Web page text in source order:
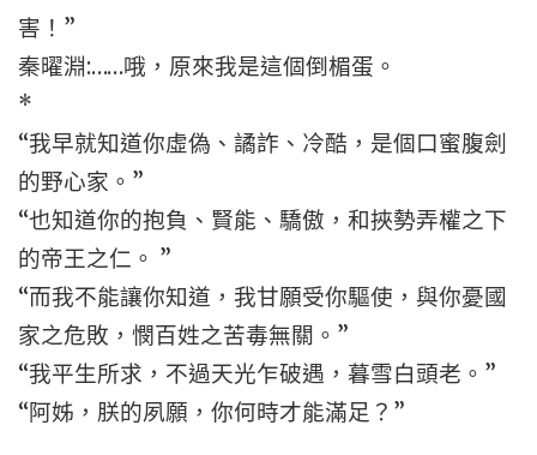
害！”
秦曜淵:……哦，原來我是這個倒楣蛋。
*
“我早就知道你虛偽、譎詐、冷酷，是個口蜜腹劍
的野心家。”
“也知道你的抱負、賢能、驕傲，和挾勢弄權之下
的帝王之仁。 ”
“而我不能讓你知道，我甘願受你驅使，與你憂國
家之危敗，憫百姓之苦毒無關。”
“我平生所求，不過天光乍破遇，暮雪白頭老。”
“阿姊，朕的夙願，你何時才能滿足？”